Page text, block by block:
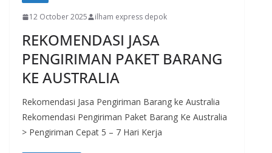
12 October 2025 ilham express depok
REKOMENDASI JASA
PENGIRIMAN PAKET BARANG
KE AUSTRALIA
Rekomendasi Jasa Pengiriman Barang ke Australia
Rekomendasi Pengiriman Paket Barang Ke Australia
> Pengiriman Cepat 5 – 7 Hari Kerja